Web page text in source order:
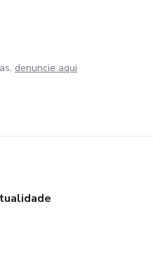
denuncie aqui